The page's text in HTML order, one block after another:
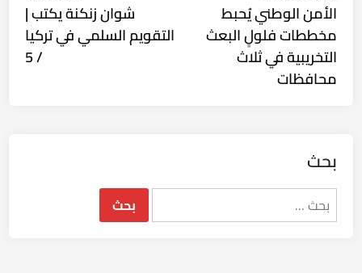
المقالاتarticle:
الأمن الوطني يُحبط
مخططات فلولٍ البعث
التخريبية في ثلاث
محافظات
شوان زنكنة يكتب |
التقويم السلمي في تركيا
/ 5
بحث
البحث
عن: